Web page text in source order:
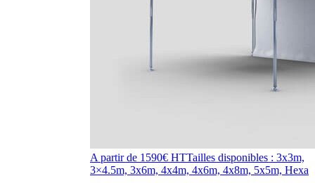
A partir de 1590€ HTTailles disponibles : 3x3m,
3×4.5m, 3x6m, 4x4m, 4x6m, 4x8m, 5x5m, Hexa